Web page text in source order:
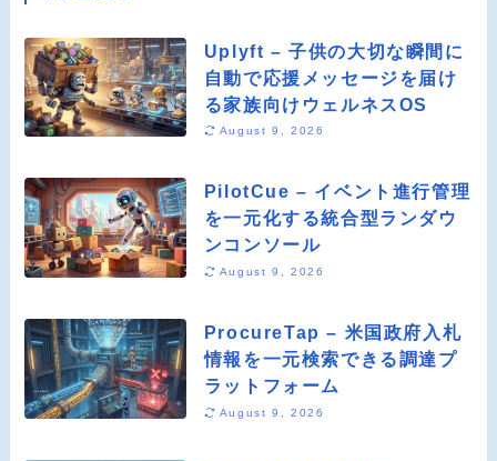
Uplyft – 子供の大切な瞬間に
自動で応援メッセージを届け
る家族向けウェルネスOS
August 9, 2026
PilotCue – イベント進行管理
を一元化する統合型ランダウ
ンコンソール
August 9, 2026
ProcureTap – 米国政府入札
情報を一元検索できる調達プ
ラットフォーム
August 9, 2026